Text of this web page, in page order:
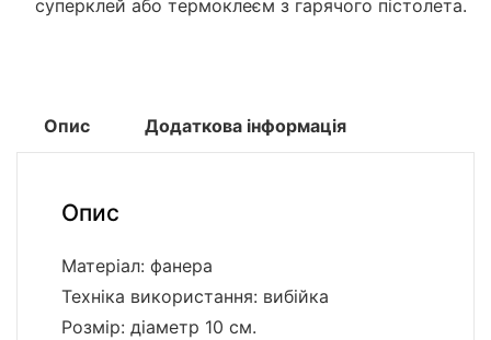
суперклей або термоклеєм з гарячого пістолета.
Опис Додаткова інформація
Опис
Матеріал: фанера
Техніка використання: вибійка
Розмір: діаметр 10 см.